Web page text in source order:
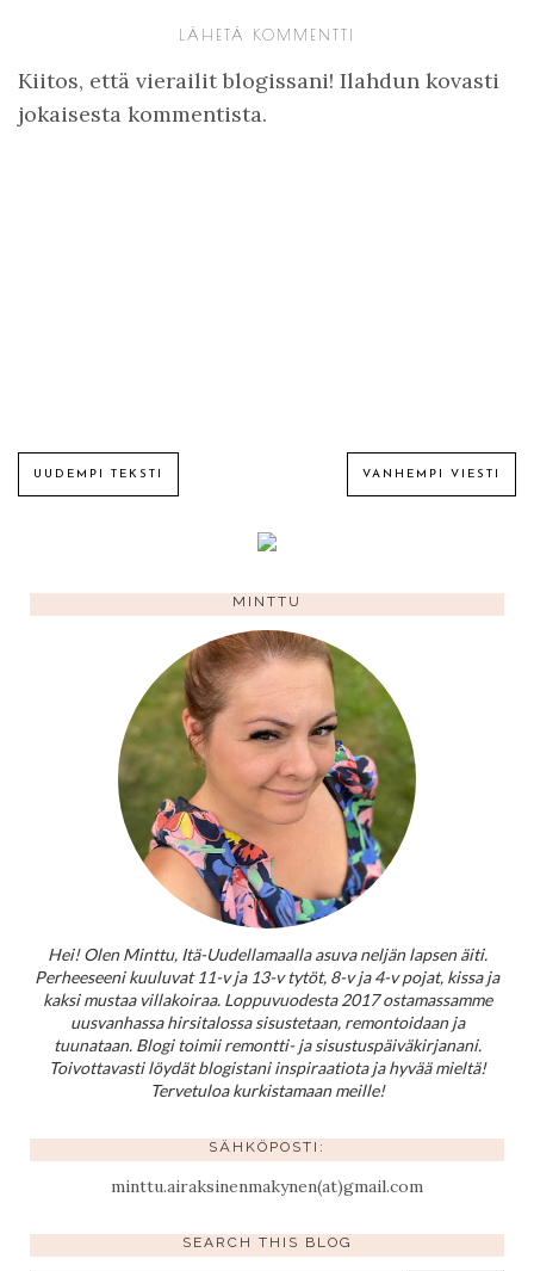
LÄHETÄ KOMMENTTI
Kiitos, että vierailit blogissani! Ilahdun kovasti
jokaisesta kommentista.
UUDEMPI TEKSTI VANHEMPI VIESTI
MINTTU
Hei! Olen Minttu, Itä-Uudellamaalla asuva neljän lapsen äiti.
Perheeseeni kuuluvat 11-v ja 13-v tytöt, 8-v ja 4-v pojat, kissa ja
kaksi mustaa villakoiraa. Loppuvuodesta 2017 ostamassamme
uusvanhassa hirsitalossa sisustetaan, remontoidaan ja
tuunataan. Blogi toimii remontti- ja sisustuspäiväkirjanani.
Toivottavasti löydät blogistani inspiraatiota ja hyvää mieltä!
Tervetuloa kurkistamaan meille!
SÄHKÖPOSTI:
minttu.airaksinenmakynen(at)gmail.com
SEARCH THIS BLOG